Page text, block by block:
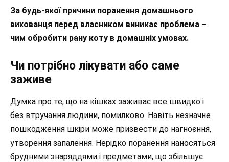
За будь-якої причини поранення домашнього
вихованця перед власником виникає проблема –
чим обробити рану коту в домашніх умовах.
Чи потрібно лікувати або саме
заживе
Думка про те, що на кішках заживає все швидко і
без втручання людини, помилково. Навіть незначне
пошкодження шкіри може призвести до нагноєння,
утворення запалення. Нерідко поранення наносяться
брудними знаряддями і предметами, що збільшує